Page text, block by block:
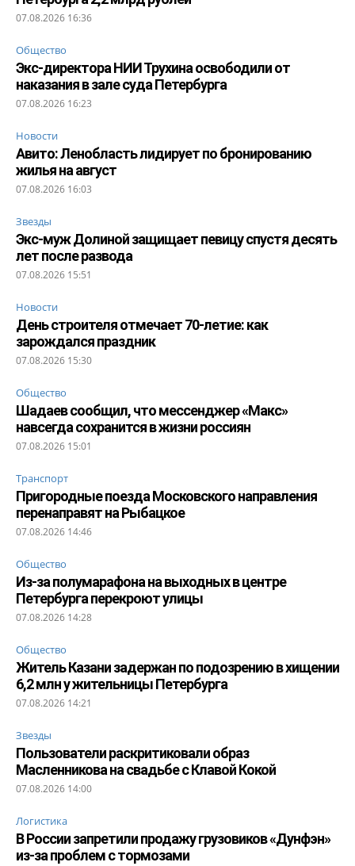
07.08.2026 16:36
Общество
Экс-директора НИИ Трухина освободили от
наказания в зале суда Петербурга
07.08.2026 16:23
Новости
Авито: Ленобласть лидирует по бронированию
жилья на август
07.08.2026 16:03
Звезды
Экс-муж Долиной защищает певицу спустя десять
лет после развода
07.08.2026 15:51
Новости
День строителя отмечает 70-летие: как
зарождался праздник
07.08.2026 15:30
Общество
Шадаев сообщил, что мессенджер «Макс»
навсегда сохранится в жизни россиян
07.08.2026 15:01
Транспорт
Пригородные поезда Московского направления
перенаправят на Рыбацкое
07.08.2026 14:46
Общество
Из-за полумарафона на выходных в центре
Петербурга перекроют улицы
07.08.2026 14:28
Общество
Житель Казани задержан по подозрению в хищении
6,2 млн у жительницы Петербурга
07.08.2026 14:21
Звезды
Пользователи раскритиковали образ
Масленникова на свадьбе с Клавой Кокой
07.08.2026 14:00
Логистика
В России запретили продажу грузовиков «Дунфэн»
из-за проблем с тормозами